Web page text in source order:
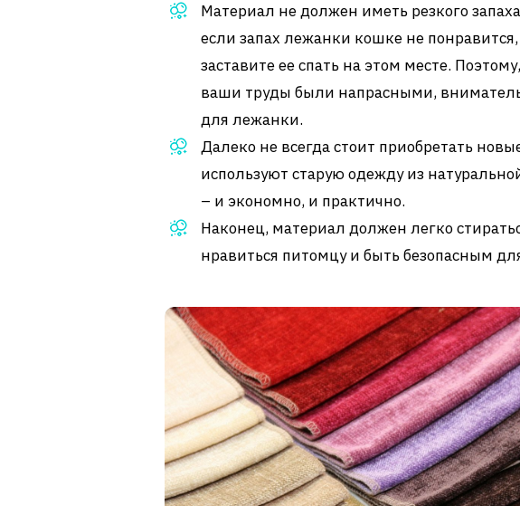
Материал не должен иметь резкого
если запах лежанки кошке не
заставите ее спать на этом месте.
ваши труды были напрасными,
для лежанки.
Далеко не всегда стоит приобретать
используют старую одежду из
– и экономно, и практично.
Наконец, материал должен легко
нравиться питомцу и быть безопасным